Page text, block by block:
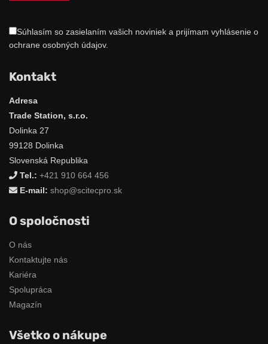
Súhlasím so zasielaním vašich noviniek a prijímam vyhlásenie o
ochrane osobných údajov.
Kontakt
Adresa
Trade Station, s.r.o.
Dolinka 27
99128 Dolinka
Slovenská Republika
Tel.: +421 910 664 456
E-mail: shop@scitecpro.sk
O spoločnosti
O nás
Kontaktujte nás
Kariéra
Spolupráca
Magazín
Všetko o nákupe